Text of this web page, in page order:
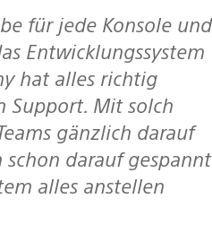
Entwicklungssystem
hat alles richtig
Support. Mit solch
gänzlich darauf
darauf gespannt
alles anstellen